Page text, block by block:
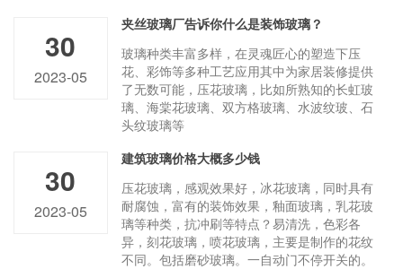
30
2023-05
夹丝玻璃厂告诉你什么是装饰玻璃？
玻璃种类丰富多样，在灵魂匠心的塑造下压
花、彩饰等多种工艺应用其中为家居装修提供
了无数可能，压花玻璃，比如所熟知的长虹玻
璃、海棠花玻璃、双方格玻璃、水波纹玻、石
头纹玻璃等
30
2023-05
建筑玻璃价格大概多少钱
压花玻璃，感观效果好，冰花玻璃，同时具有
耐腐蚀，富有的装饰效果，釉面玻璃，乳花玻
璃等种类，抗冲刷等特点？易清洗，色彩各
异，刻花玻璃，喷花玻璃，主要是制作的花纹
不同。包括磨砂玻璃。一自动门不停开关的。